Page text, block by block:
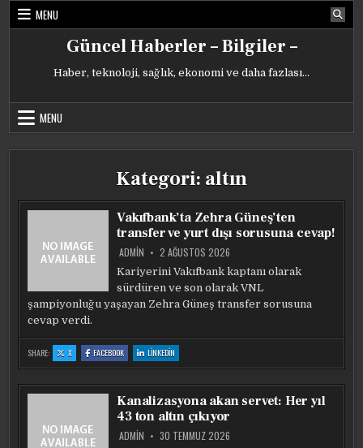
Skip
MENU
Güncel Haberler – Bilgiler –
Haber, teknoloji, sağlık, ekonomi ve daha fazlası…
MENU
Kategori: altın
Vakıfbank’ta Zehra Güneş’ten
transfer ve yurt dışı sorusuna cevap!
ADMIN 2 AĞUSTOS 2026
Kariyerini Vakıfbank kaptanı olarak
sürdüren ve son olarak VNL
şampiyonluğu yaşayan Zehra Güneş transfer sorusuna
cevap verdi.
SHARE: X:
VAKIFBANK’TA
ZEHRA
TRANSFER
VE
CEVAP!
FACEBOOK:
VAKIFBANK’TA
ZEHRA
TRANSFER
YURT
DIŞI
SORUSUNA
LINKEDIN
VAKIFBANK’TA
ZEHRA
TRANSFER
YURT
DIŞI
SORUSUNA
CEVAP!
Kanalizasyona akan servet: Her yıl
43 ton altın çıkıyor
ADMIN 30 TEMMUZ 2026